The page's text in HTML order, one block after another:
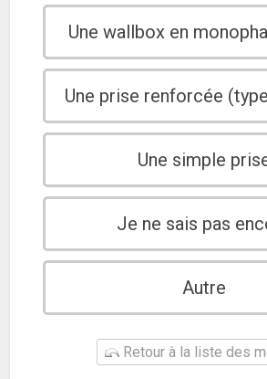
Une wallbox en
Une prise renforcée
Une simple
Je ne sais pas
Autre
Retour à la liste des